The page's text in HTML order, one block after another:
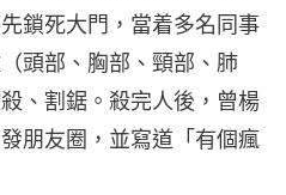
鎖死大門，當着多名同事
頭部、胸部、頸部、肺
、割鋸。殺完人後，曾楊
朋友圈，並寫道「有個瘋